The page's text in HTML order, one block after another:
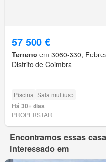
57 500 €
Terreno em 3060-330,
Distrito de Coimbra
Piscina Sala multiuso
Há 30+ dias
PROPERSTAR
Encontramos essas
interessado em